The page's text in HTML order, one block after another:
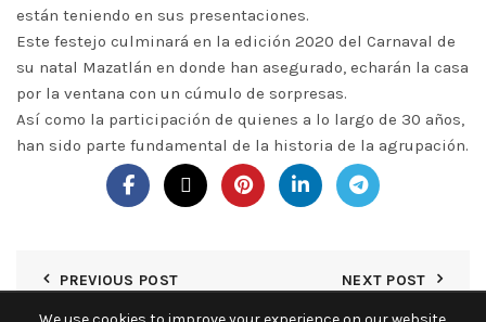
están teniendo en sus presentaciones.
Este festejo culminará en la edición 2020 del Carnaval de
su natal Mazatlán en donde han asegurado, echarán la casa
por la ventana con un cúmulo de sorpresas.
Así como la participación de quienes a lo largo de 30 años,
han sido parte fundamental de la historia de la agrupación.
PREVIOUS POST NEXT POST